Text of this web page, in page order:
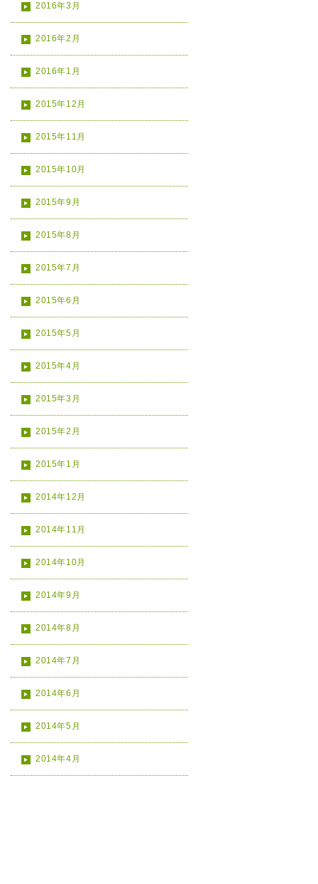
2016年3月
2016年2月
2016年1月
2015年12月
2015年11月
2015年10月
2015年9月
2015年8月
2015年7月
2015年6月
2015年5月
2015年4月
2015年3月
2015年2月
2015年1月
2014年12月
2014年11月
2014年10月
2014年9月
2014年8月
2014年7月
2014年6月
2014年5月
2014年4月